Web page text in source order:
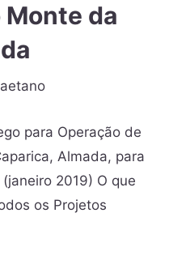
da
para Operação de
Almada, para
2019) O que
os Projetos